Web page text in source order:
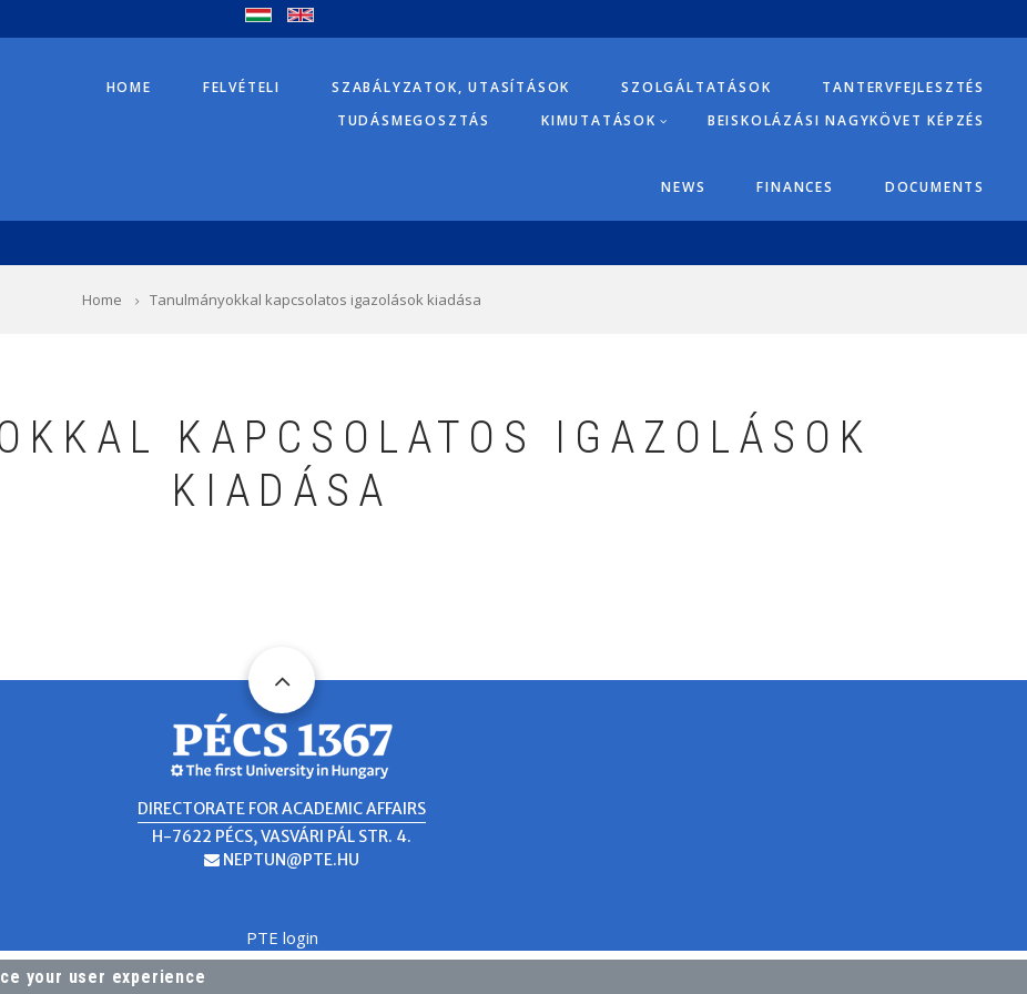
HOME FELVÉTELI SZABÁLYZATOK, UTASÍTÁSOK SZOLGÁLTATÁSOK
TANTERVFEJLESZTÉS
TUDÁSMEGOSZTÁS
KIMUTATÁSOK BEISKOLÁZÁSI NAGYKÖVET KÉPZÉS
NEWS FINANCES DOCUMENTS
Home Tanulmányokkal kapcsolatos igazolások kiadása
KAPCSOLATOS IGAZOLÁSOK
KIADÁSA
DIRECTORATE FOR ACADEMIC AFFAIRS
H-7622 PÉCS, VASVÁRI PÁL STR. 4.
EMAIL
NEPTUN@PTE.HU
PTE login
your user experience